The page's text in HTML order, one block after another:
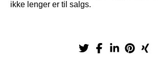
ikke lenger er til salgs.